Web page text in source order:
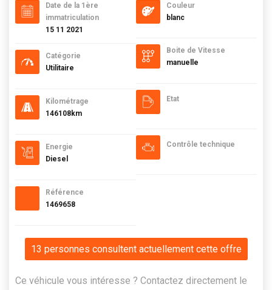
Date de la 1ère
immatriculation
15 11 2021
Catégorie
Utilitaire
Kilométrage
146108km
Energie
Diesel
Référence
1469658
Couleur
blanc
Boite de Vitesse
manuelle
Etat
Contrôle technique
13 personnes consultent actuellement cette offre
Ce véhicule vous intéresse ? Contactez directement le